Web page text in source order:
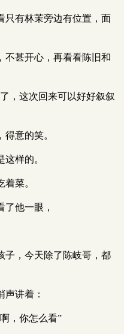
只有林茉旁边有位置，面
不甚开心，再看看陈旧和
，这次回来可以好好叙叙
意的笑。
样的。
菜。
了他一眼，
子，今天除了陈岐哥，都
讲着：
，你怎么看”